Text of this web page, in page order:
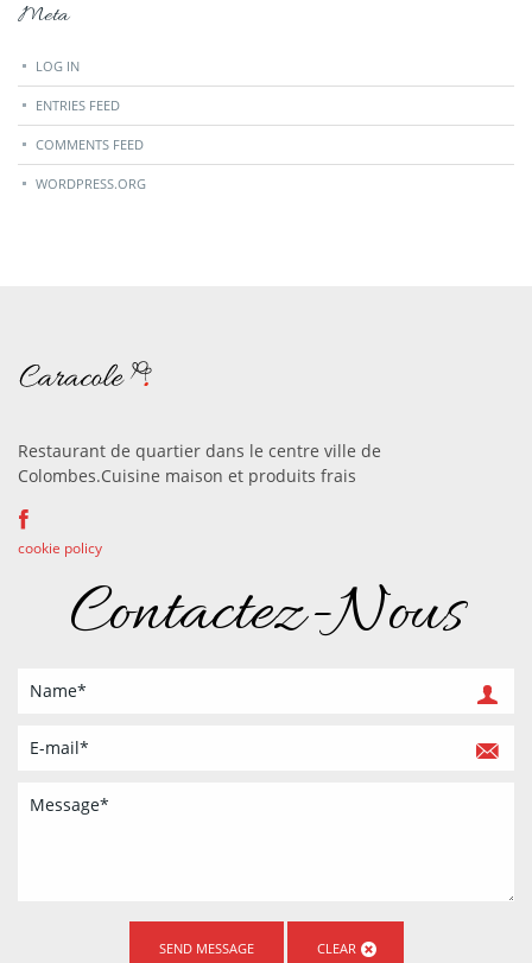
Meta
LOG IN
ENTRIES FEED
COMMENTS FEED
WORDPRESS.ORG
Restaurant de quartier dans le centre ville de
Colombes.Cuisine maison et produits frais
cookie policy
Contactez-Nous